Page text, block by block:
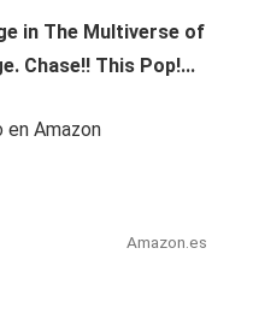
in The Multiverse of
Chase!! This Pop!...
en Amazon
Amazon.es